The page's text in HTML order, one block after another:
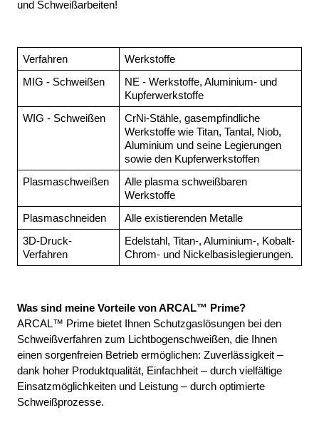
und Schweißarbeiten!
Verfahren
Werkstoffe
MIG - Schweißen
NE - Werkstoffe, Aluminium- und
Kupferwerkstoffe
WIG - Schweißen
CrNi-Stähle, gasempfindliche
Werkstoffe wie Titan, Tantal, Niob,
Aluminium und seine Legierungen
sowie den Kupferwerkstoffen
Plasmaschweißen
Alle plasma schweißbaren
Werkstoffe
Plasmaschneiden
Alle existierenden Metalle
3D-Druck-
Verfahren
Edelstahl, Titan-, Aluminium-, Kobalt-
Chrom- und Nickelbasislegierungen.
Was sind meine Vorteile von ARCAL™ Prime?
ARCAL™ Prime bietet Ihnen Schutzgaslösungen bei den
Schweißverfahren zum Lichtbogenschweißen, die Ihnen
einen sorgenfreien Betrieb ermöglichen: Zuverlässigkeit –
dank hoher Produktqualität, Einfachheit – durch vielfältige
Einsatzmöglichkeiten und Leistung – durch optimierte
Schweißprozesse.